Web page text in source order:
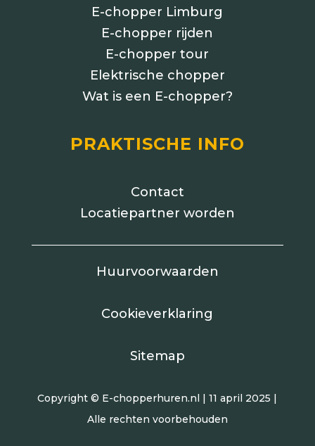
E-chopper Limburg
E-chopper rijden
E-chopper tour
Elektrische chopper
Wat is een E-chopper?
PRAKTISCHE INFO
Contact
Locatiepartner worden
Huurvoorwaarden
Cookieverklaring
Sitemap
Copyright © E-chopperhuren.nl | 11 april 2025 |
Alle rechten voorbehouden